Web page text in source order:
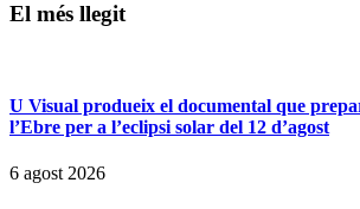
El més llegit
U Visual produeix el documental que
l’Ebre per a l’eclipsi solar del 12 d’agost
6 agost 2026